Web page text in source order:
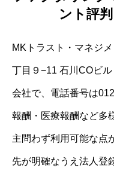
ント評
MKトラスト・マネジ
丁目９−11 石川COビ
会社で、電話番号は
報酬・医療報酬など多
主問わず利用可能な点
先が明確なうえ法人登